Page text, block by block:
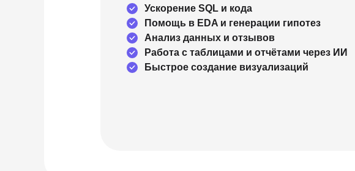
Ускорение SQL и кода
Помощь в EDA и генерации гипотез
Анализ данных и отзывов
Работа с таблицами и отчётами через ИИ
Быстрое создание визуализаций